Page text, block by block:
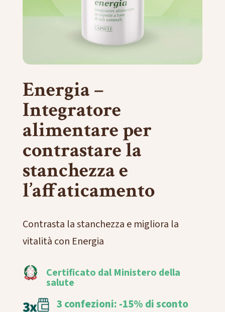
Energia –
Integratore
alimentare per
contrastare la
stanchezza e
l’affaticamento
Contrasta la stanchezza e migliora la
vitalità con Energia
Certificato dal Ministero della
salute
3 confezioni: -15% di sconto